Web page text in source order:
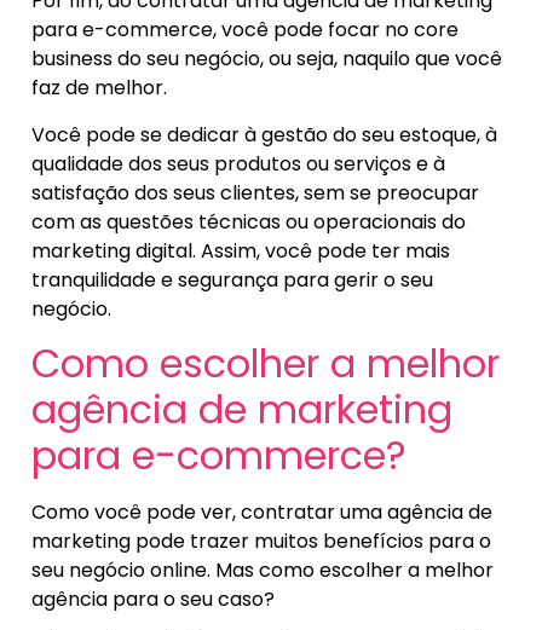
para e-commerce, você pode focar no core
business do seu negócio, ou seja, naquilo que você
faz de melhor.
Você pode se dedicar à gestão do seu estoque, à
qualidade dos seus produtos ou serviços e à
satisfação dos seus clientes, sem se preocupar
com as questões técnicas ou operacionais do
marketing digital. Assim, você pode ter mais
tranquilidade e segurança para gerir o seu
negócio.
Como escolher a melhor
agência de marketing
para e-commerce?
Como você pode ver, contratar uma agência de
marketing pode trazer muitos benefícios para o
seu negócio online. Mas como escolher a melhor
agência para o seu caso?